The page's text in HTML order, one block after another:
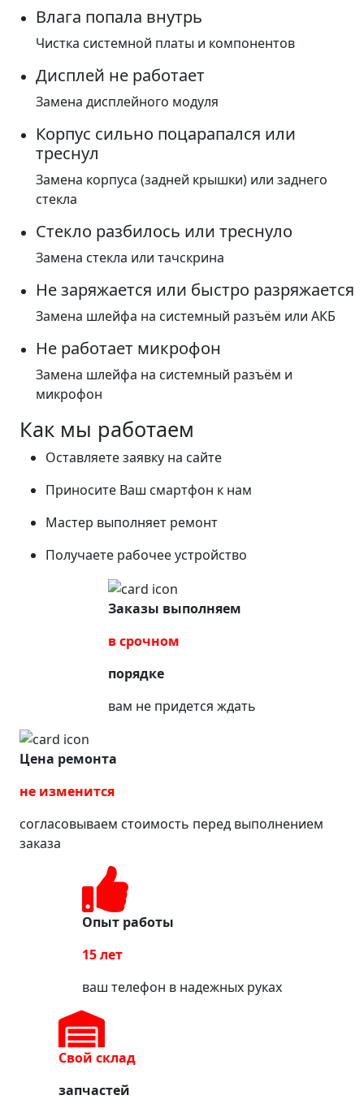
Влага попала внутрь
Чистка системной платы и компонентов
Дисплей не работает
Замена дисплейного модуля
Корпус сильно поцарапался или
треснул
Замена корпуса (задней крышки) или заднего
стекла
Стекло разбилось или треснуло
Замена стекла или тачскрина
Не заряжается или быстро разряжается
Замена шлейфа на системный разъём или АКБ
Не работает микрофон
Замена шлейфа на системный разъём и
микрофон
Как мы работаем
Оставляете заявку на сайте
Приносите Ваш смартфон к нам
Мастер выполняет ремонт
Получаете рабочее устройство
Заказы выполняем
в срочном
порядке
вам не придется ждать
Цена ремонта
не изменится
согласовываем стоимость перед выполнением
заказа
Опыт работы
15 лет
ваш телефон в надежных руках
Свой склад
запчастей